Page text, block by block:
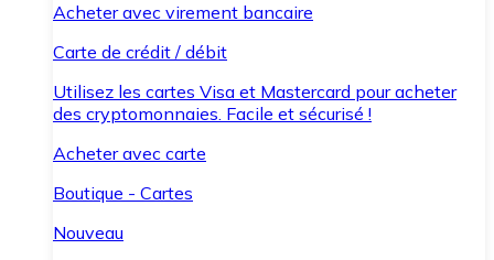
Acheter avec virement bancaire
Carte de crédit / débit
Utilisez les cartes Visa et Mastercard pour acheter
des cryptomonnaies. Facile et sécurisé !
Acheter avec carte
Boutique - Cartes
Nouveau